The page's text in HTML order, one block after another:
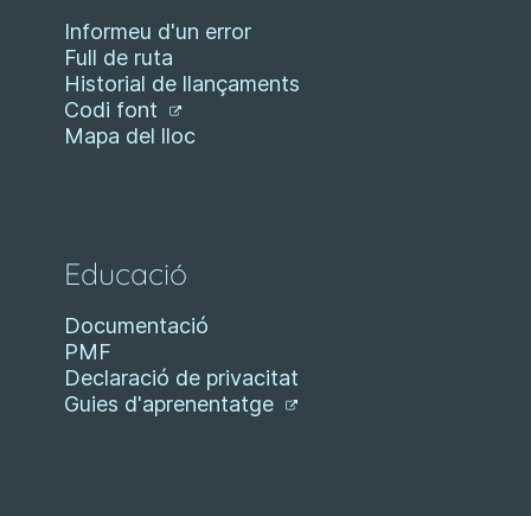
Informeu d'un error
Full de ruta
Historial de llançaments
Codi font
Mapa del lloc
Educació
Documentació
PMF
Declaració de privacitat
Guies d'aprenentatge